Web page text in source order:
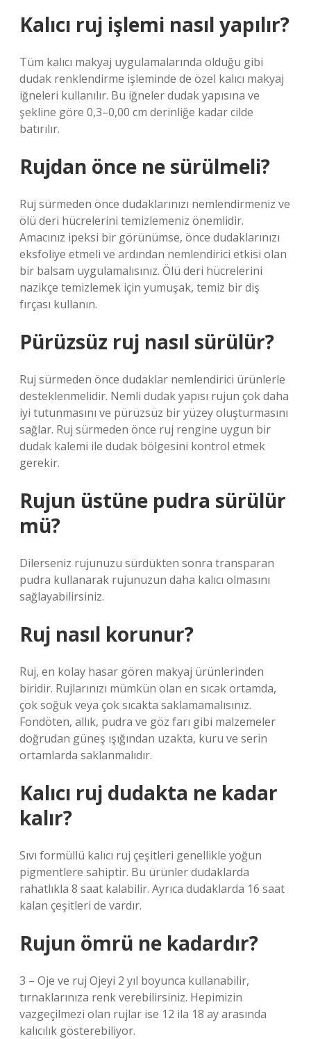
Kalıcı ruj işlemi nasıl yapılır?
Tüm kalıcı makyaj uygulamalarında olduğu gibi
dudak renklendirme işleminde de özel kalıcı makyaj
iğneleri kullanılır. Bu iğneler dudak yapısına ve
şekline göre 0,3–0,00 cm derinliğe kadar cilde
batırılır.
Rujdan önce ne sürülmeli?
Ruj sürmeden önce dudaklarınızı nemlendirmeniz ve
ölü deri hücrelerini temizlemeniz önemlidir.
Amacınız ipeksi bir görünümse, önce dudaklarınızı
eksfoliye etmeli ve ardından nemlendirici etkisi olan
bir balsam uygulamalısınız. Ölü deri hücrelerini
nazikçe temizlemek için yumuşak, temiz bir diş
fırçası kullanın.
Pürüzsüz ruj nasıl sürülür?
Ruj sürmeden önce dudaklar nemlendirici ürünlerle
desteklenmelidir. Nemli dudak yapısı rujun çok daha
iyi tutunmasını ve pürüzsüz bir yüzey oluşturmasını
sağlar. Ruj sürmeden önce ruj rengine uygun bir
dudak kalemi ile dudak bölgesini kontrol etmek
gerekir.
Rujun üstüne pudra sürülür
mü?
Dilerseniz rujunuzu sürdükten sonra transparan
pudra kullanarak rujunuzun daha kalıcı olmasını
sağlayabilirsiniz.
Ruj nasıl korunur?
Ruj, en kolay hasar gören makyaj ürünlerinden
biridir. Rujlarınızı mümkün olan en sıcak ortamda,
çok soğuk veya çok sıcakta saklamamalısınız.
Fondöten, allık, pudra ve göz farı gibi malzemeler
doğrudan güneş ışığından uzakta, kuru ve serin
ortamlarda saklanmalıdır.
Kalıcı ruj dudakta ne kadar
kalır?
Sıvı formüllü kalıcı ruj çeşitleri genellikle yoğun
pigmentlere sahiptir. Bu ürünler dudaklarda
rahatlıkla 8 saat kalabilir. Ayrıca dudaklarda 16 saat
kalan çeşitleri de vardır.
Rujun ömrü ne kadardır?
3 – Oje ve ruj Ojeyi 2 yıl boyunca kullanabilir,
tırnaklarınıza renk verebilirsiniz. Hepimizin
vazgeçilmezi olan rujlar ise 12 ila 18 ay arasında
kalıcılık gösterebiliyor.